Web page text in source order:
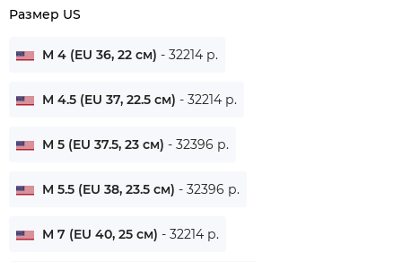
Размер US
M 4 (EU 36, 22 см) - 32214 р.
M 4.5 (EU 37, 22.5 см) - 32214 р.
M 5 (EU 37.5, 23 см) - 32396 р.
M 5.5 (EU 38, 23.5 см) - 32396 р.
M 7 (EU 40, 25 см) - 32214 р.